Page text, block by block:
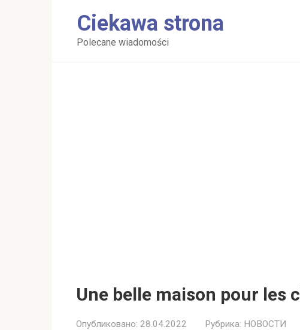
Ciekawa strona
Polecane wiadomości
Une belle maison pour les
Опубликовано: 28.04.2022 Рубрика: НОВОСТИ